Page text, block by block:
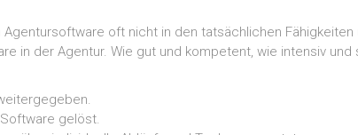
oft nicht in den tatsächlichen
in der Agentur. Wie gut und kompetent, wie intensiv und
gelöst.